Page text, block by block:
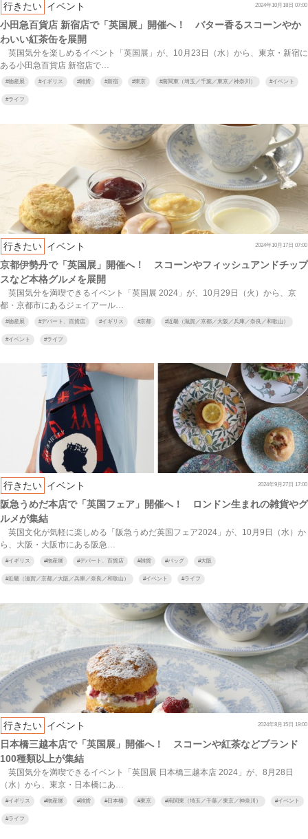
行きたい イベント 2024年10月18日 07:00
小田急百貨店 新宿店で「英国展」開催へ！ バター香るスコーンやか
わいい紅茶缶を展開
英国気分を楽しめるイベント「英国展」が、10月23日（水）から、東京・新宿に
ある小田急百貨店 新宿店で…
#物産展 #イギリス #雑貨 #新宿 #東京 #南関東（埼玉／千葉／東京／神奈川） #イベント
#ライフ
行きたい イベント 2024年10月17日 07:00
京都伊勢丹で「英国展」開催へ！ スコーンやフィッシュアンドチップ
スなど本格グルメを展開
英国気分を満喫できるイベント「英国展 2024」が、10月29日（火）から、京
都・京都市にあるジェイアール…
#物産展 #デパート、百貨店 #イギリス #京都 #近畿（滋賀／京都／大阪／兵庫／奈良／和歌山）
#イベント #ライフ
行きたい イベント 2024年9月27日 17:00
阪急うめだ本店で「英国フェア」開催へ！ ロンドン生まれの雑貨やグ
ルメが集結
英国文化が気軽に楽しめる「阪急うめだ英国フェア2024」が、10月9日（水）か
ら、大阪・大阪市にある阪急…
#イギリス #物産展 #デパート、百貨店 #雑貨 #バッグ #大阪
#近畿（滋賀／京都／大阪／兵庫／奈良／和歌山） #イベント #ライフ
行きたい イベント 2024年8月15日 19:00
日本橋三越本店で「英国展」開催へ！ スコーンや紅茶などブランド
100種類以上が集結
英国気分を満喫できるイベント「英国展 日本橋三越本店 2024」が、8月28日
（水）から、東京・日本橋にあ…
#イギリス #物産展 #雑貨 #日本橋 #東京 #南関東（埼玉／千葉／東京／神奈川） #イベント
#ライフ